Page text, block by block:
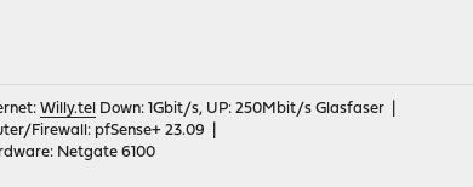
Willy.tel
Down: 1Gbit/s, UP: 250Mbit/s Glasfaser |
Firewall: pfSense+ 23.09 |
Netgate 6100